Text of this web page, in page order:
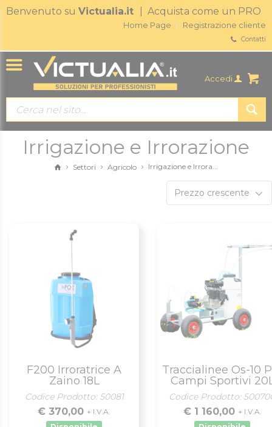
Benvenuto su Victualia.it | Acquista come un PRO
Home Page Registrazione cliente
Contatti
Accedi
Irrigazione e Irrorazione
Settori Agricolo Irrigazione e Irrora...
Prezzo crescente
F200 Irroratrice A
Zaino 18L
Codice Prodotto: 50081
€ 370,00 + I.V.A.
Traccialinee Os-10
Campi Sportivi
Codice Prodotto:
€ 1 160,00 + I.V.A.